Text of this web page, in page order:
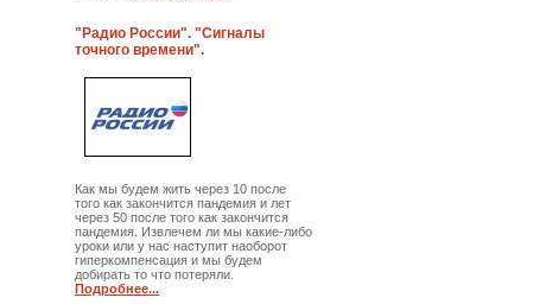
"Радио России". "Сигналы
точного времени".
Как мы будем жить через 10 после
того как закончится пандемия и лет
через 50 после того как закончится
пандемия. Извлечем ли мы какие-либо
уроки или у нас наступит наоборот
гиперкомпенсация и мы будем
добирать то что потеряли.
Подробнее...